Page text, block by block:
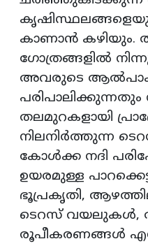
കാണാൻ കഴിയും.
ഗോത്രങ്ങളിൽ
അവരുടെ
പരിപാലിക്കുന്നതും
തലമുറകളായി
നിലനിർത്തുന്ന
കോൾക്ക നദി
ഉയരമുള്ള
ഭൂപ്രകൃതി,
ടെറസ് വയലുകൾ,
രൂപീകരണങ്ങൾ